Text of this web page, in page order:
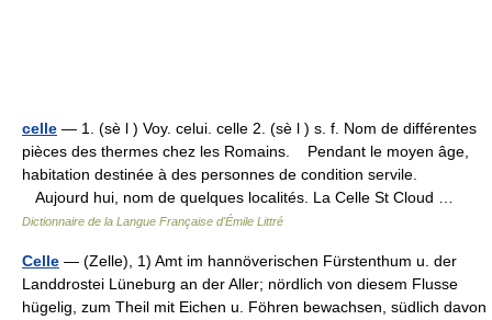
celle — 1. (sè l ) Voy. celui. celle 2. (sè l ) s. f. Nom de différentes
pièces des thermes chez les Romains. Pendant le moyen âge,
habitation destinée à des personnes de condition servile.
Aujourd hui, nom de quelques localités. La Celle St Cloud …
Dictionnaire de la Langue Française d'Émile Littré
Celle — (Zelle), 1) Amt im hannöverischen Fürstenthum u. der
Landdrostei Lüneburg an der Aller; nördlich von diesem Flusse
hügelig, zum Theil mit Eichen u. Föhren bewachsen, südlich davon